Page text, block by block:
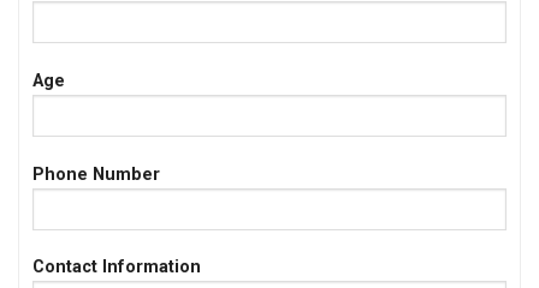
Age
Phone Number
Contact Information